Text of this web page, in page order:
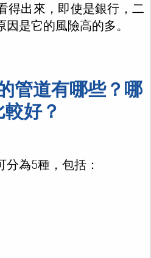
得出來，即使是銀行，二
是它的風險高的多。
管道有哪些？哪
好？
為5種，包括：